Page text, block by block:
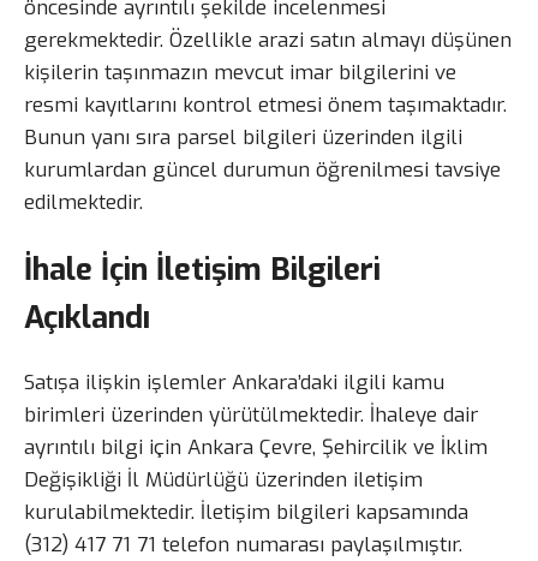
öncesinde ayrıntılı şekilde incelenmesi
gerekmektedir. Özellikle arazi satın almayı düşünen
kişilerin taşınmazın mevcut imar bilgilerini ve
resmi kayıtlarını kontrol etmesi önem taşımaktadır.
Bunun yanı sıra parsel bilgileri üzerinden ilgili
kurumlardan güncel durumun öğrenilmesi tavsiye
edilmektedir.
İhale İçin İletişim Bilgileri
Açıklandı
Satışa ilişkin işlemler Ankara’daki ilgili kamu
birimleri üzerinden yürütülmektedir. İhaleye dair
ayrıntılı bilgi için Ankara Çevre, Şehircilik ve İklim
Değişikliği İl Müdürlüğü üzerinden iletişim
kurulabilmektedir. İletişim bilgileri kapsamında
(312) 417 71 71 telefon numarası paylaşılmıştır.